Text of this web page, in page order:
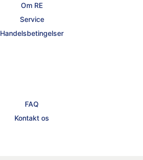
Om RE
Service
Handelsbetingelser
FAQ
Kontakt os